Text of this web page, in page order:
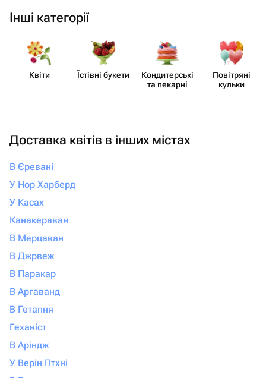
Інші категорії
Квіти Їстівні букети
Кондит​ерські
та пекарні
Повітряні
кульки
Доставка квітів в інших містах
В Єревані
У Нор Харберд
У Касах
Канакераван
В Мерцаван
В Джрвеж
В Паракар
В Аргаванд
В Гетапня
Геханіст
В Аріндж
У Верін Птхні